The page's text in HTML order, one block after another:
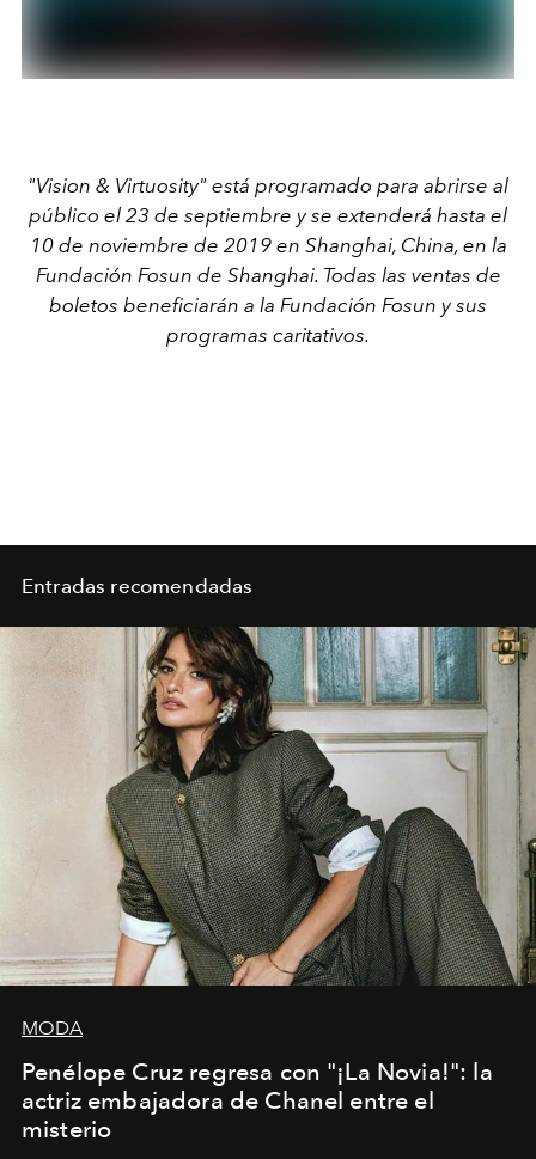
"Vision & Virtuosity" está programado para abrirse al
público el 23 de septiembre y se extenderá hasta el
10 de noviembre de 2019 en Shanghai, China, en la
Fundación Fosun de Shanghai. Todas las ventas de
boletos beneficiarán a la Fundación Fosun y sus
programas caritativos.
Entradas recomendadas
MODA
Penélope Cruz regresa con "¡La Novia!": la
actriz embajadora de Chanel entre el
misterio